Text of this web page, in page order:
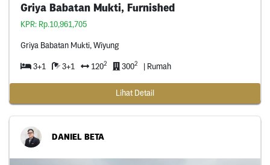
Griya Babatan Mukti, Furnished
KPR: Rp.10,961,705
Griya Babatan Mukti, Wiyung
3+1 3+1 1202 3002 | Rumah
Lihat Detail
DANIEL BETA